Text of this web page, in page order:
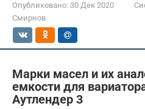
Опубликовано: 30 Дек 2020
Смирнов
Марки масел и их
емкости для
Аутлендер 3